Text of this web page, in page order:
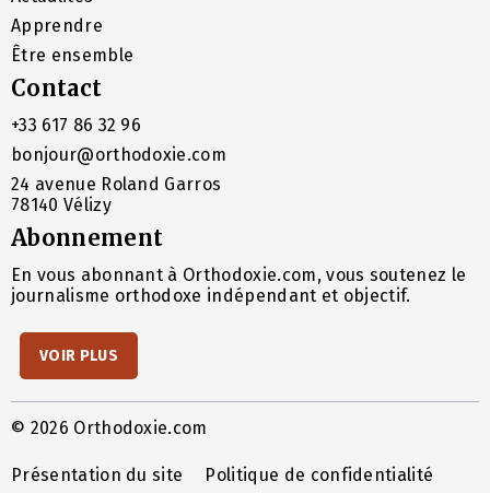
Apprendre
Être ensemble
Contact
+33 617 86 32 96
bonjour@orthodoxie.com
24 avenue Roland Garros
78140 Vélizy
Abonnement
En vous abonnant à Orthodoxie.com, vous soutenez le
journalisme orthodoxe indépendant et objectif.
VOIR PLUS
© 2026 Orthodoxie.com
Présentation du site Politique de confidentialité